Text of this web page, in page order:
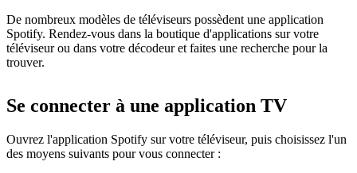
De nombreux modèles de téléviseurs possèdent une application
Spotify. Rendez-vous dans la boutique d'applications sur votre
téléviseur ou dans votre décodeur et faites une recherche pour la
trouver.
Se connecter à une application TV
Ouvrez l'application Spotify sur votre téléviseur, puis choisissez l'un
des moyens suivants pour vous connecter :